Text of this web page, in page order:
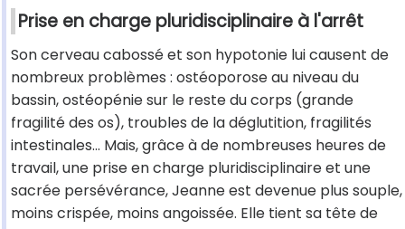
Prise en charge pluridisciplinaire à l'arrêt
Son cerveau cabossé et son hypotonie lui causent de
nombreux problèmes : ostéoporose au niveau du
bassin, ostéopénie sur le reste du corps (grande
fragilité des os), troubles de la déglutition, fragilités
intestinales... Mais, grâce à de nombreuses heures de
travail, une prise en charge pluridisciplinaire et une
sacrée persévérance, Jeanne est devenue plus souple,
moins crispée, moins angoissée. Elle tient sa tête de